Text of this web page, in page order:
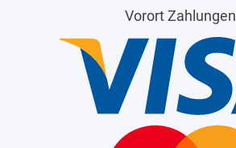
Vorort Zahlungen